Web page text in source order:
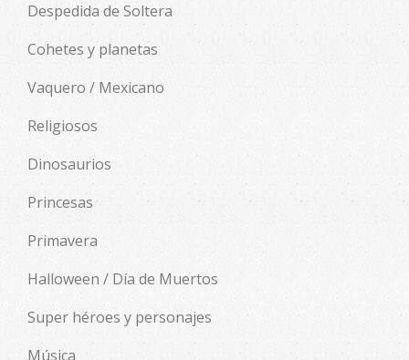
Despedida de Soltera
Cohetes y planetas
Vaquero / Mexicano
Religiosos
Dinosaurios
Princesas
Primavera
Halloween / Día de Muertos
Super héroes y personajes
Música